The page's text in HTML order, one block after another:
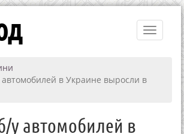
Toggle
в Украине выросли в
у автомобилей в